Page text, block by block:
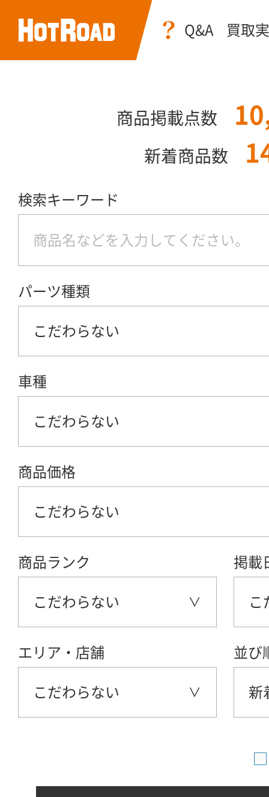
Q&A 買取
商品掲載点数
新着商品数
検索キーワード
パーツ種類
こだわらない
車種
こだわらない
商品価格
こだわらない
商品ランク
こだわらない
掲載
こ
エリア・店舗
こだわらない
並び
新